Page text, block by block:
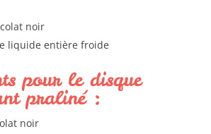
noir
liquide entière froide
pour le disque
praliné :
noir